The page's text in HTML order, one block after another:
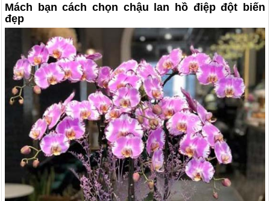
Mách bạn cách chọn chậu lan hồ điệp đột biến
đẹp